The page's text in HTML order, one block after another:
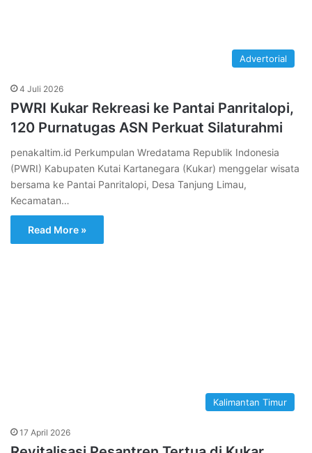
Advertorial
4 Juli 2026
PWRI Kukar Rekreasi ke Pantai Panritalopi,
120 Purnatugas ASN Perkuat Silaturahmi
penakaltim.id Perkumpulan Wredatama Republik Indonesia
(PWRI) Kabupaten Kutai Kartanegara (Kukar) menggelar wisata
bersama ke Pantai Panritalopi, Desa Tanjung Limau,
Kecamatan…
Read More »
Kalimantan Timur
17 April 2026